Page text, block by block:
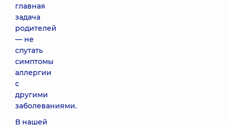
главная
задача
родителей
— не
спутать
симптомы
аллергии
с
другими
заболеваниями.
В нашей